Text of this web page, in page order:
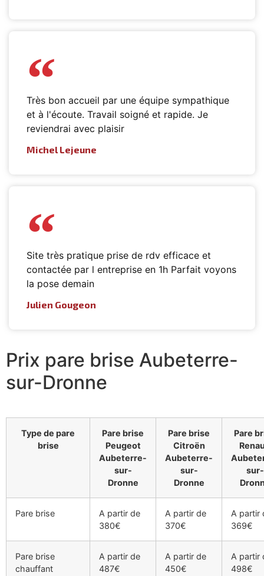
Très bon accueil par une équipe sympathique
et à l'écoute. Travail soigné et rapide. Je
reviendrai avec plaisir
Michel Lejeune
Site très pratique prise de rdv efficace et
contactée par l entreprise en 1h Parfait voyons
la pose demain
Julien Gougeon
Prix pare brise Aubeterre-
sur-Dronne
Type de pare
brise
Pare brise
Peugeot
Aubeterre-
sur-
Dronne
Pare brise
Citroën
Aubeterre-
sur-
Dronne
Pare
sur-
Pare brise
A partir de
380€
A partir de
370€
A partir
369€
Pare brise
chauffant
A partir de
487€
A partir de
450€
A partir
498€